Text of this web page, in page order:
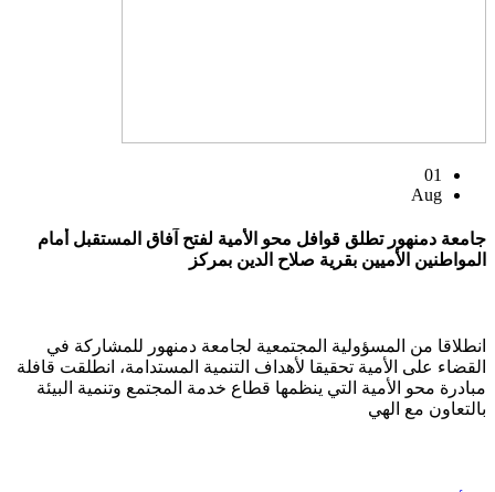
01
Aug
جامعة دمنهور تطلق قوافل محو الأمية لفتح آفاق المستقبل أمام
المواطنين الأميين بقرية صلاح الدين بمركز
انطلاقا من المسؤولية المجتمعية لجامعة دمنهور للمشاركة في
القضاء على الأمية تحقيقا لأهداف التنمية المستدامة، انطلقت قافلة
مبادرة محو الأمية التي ينظمها قطاع خدمة المجتمع وتنمية البيئة
بالتعاون مع الهي